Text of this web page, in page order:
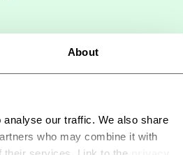
About
our traffic. We also share
who may combine it with